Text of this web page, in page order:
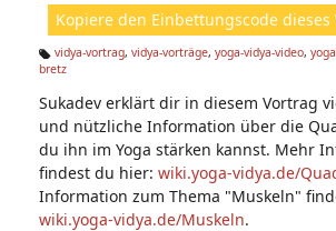
Kopiere den Einbettungscode dieses
Ta
s:
vidya-vortrag, vidya-vorträge, yoga-vidya-video,
bretz
Sukadev erklärt dir in diesem Vortrag
und nützliche Information über die
du ihn im Yoga stärken kannst. Mehr
findest du hier: wiki.yoga-vidya.de/
Information zum Thema "Muskeln"
wiki.yoga-vidya.de/Muskeln.